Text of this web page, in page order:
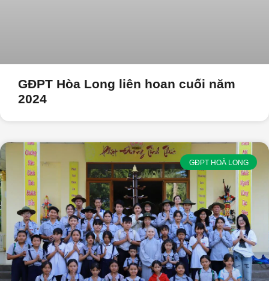
GĐPT Hòa Long liên hoan cuối năm
2024
GĐPT HOÀ LONG